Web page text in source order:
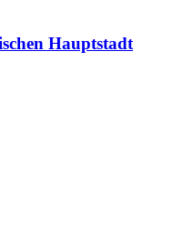
Hauptstadt